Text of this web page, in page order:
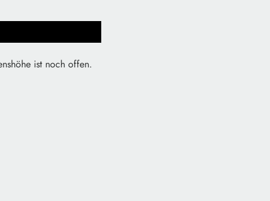
ist noch offen.